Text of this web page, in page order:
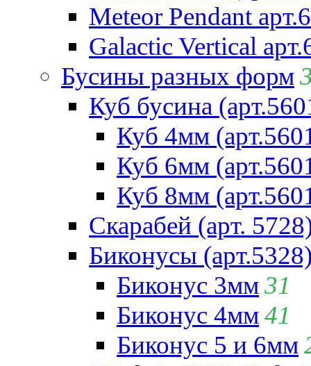
Meteor Pendant
Galactic Vertical
Бусины разных форм
Куб бусина
Куб 4мм
Куб 6мм
Куб 8мм
Скарабей (арт.
Биконусы
Биконус 3мм31
Биконус 4мм41
Биконус 5 и 6мм